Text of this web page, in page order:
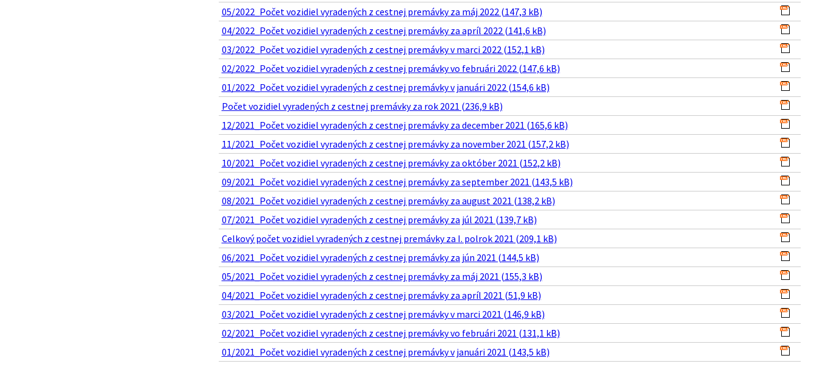
05/2022_Počet vozidiel vyradených z cestnej premávky za máj 2022 (147,3 kB)
04/2022_Počet vozidiel vyradených z cestnej premávky za apríl 2022 (141,6 kB)
03/2022_Počet vozidiel vyradených z cestnej premávky v marci 2022 (152,1 kB)
02/2022_Počet vozidiel vyradených z cestnej premávky vo februári 2022 (147,6 kB)
01/2022_Počet vozidiel vyradených z cestnej premávky v januári 2022 (154,6 kB)
Počet vozidiel vyradených z cestnej premávky za rok 2021 (236,9 kB)
12/2021_Počet vozidiel vyradených z cestnej premávky za december 2021 (165,6 kB)
11/2021_Počet vozidiel vyradených z cestnej premávky za november 2021 (157,2 kB)
10/2021_Počet vozidiel vyradených z cestnej premávky za október 2021 (152,2 kB)
09/2021_Počet vozidiel vyradených z cestnej premávky za september 2021 (143,5 kB)
08/2021_Počet vozidiel vyradených z cestnej premávky za august 2021 (138,2 kB)
07/2021_Počet vozidiel vyradených z cestnej premávky za júl 2021 (139,7 kB)
Celkový počet vozidiel vyradených z cestnej premávky za I. polrok 2021 (209,1 kB)
06/2021_Počet vozidiel vyradených z cestnej premávky za jún 2021 (144,5 kB)
05/2021_Počet vozidiel vyradených z cestnej premávky za máj 2021 (155,3 kB)
04/2021_Počet vozidiel vyradených z cestnej premávky za apríl 2021 (51,9 kB)
03/2021_Počet vozidiel vyradených z cestnej premávky v marci 2021 (146,9 kB)
02/2021_Počet vozidiel vyradených z cestnej premávky vo februári 2021 (131,1 kB)
01/2021_Počet vozidiel vyradených z cestnej premávky v januári 2021 (143,5 kB)